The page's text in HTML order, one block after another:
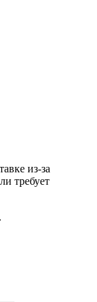
из-за
требует